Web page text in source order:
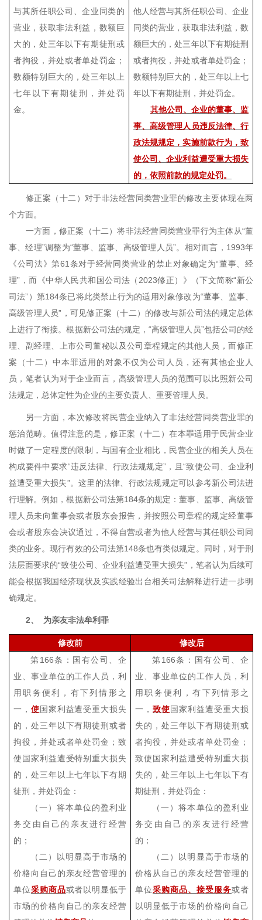
与其所任职公司、企业同类的
营业，获取非法利益，数额巨
大的，处三年以下有期徒刑或
者拘役，并处或者单处罚金；
数额特别巨大的，处三年以上
七年以下有期徒刑，并处罚
金。
他人经营与其所任职公司、企业
同类的营业，获取非法利益，数
额巨大的，处三年以下有期徒刑
或者拘役，并处或者单处罚金；
数额特别巨大的，处三年以上七
年以下有期徒刑，并处罚金。
其他公司、企业的董事、监
事、高级管理人员违反法律、行
政法规规定，实施前款行为，致
使公司、企业利益遭受重大损失
的，依照前款的规定处罚。
修正案（十二）对于非法经营同类营业罪的修改主要体现在两
个方面。
一方面，修正案（十二）将非法经营同类营业罪行为主体从“董
事、经理”调整为“董事、监事、高级管理人员”。相对而言， 1993年
《公司法》第61 条对于经营同类营业的禁止对象确定为“董事、经
理”，而《中华人民共和国公司法（ 2023修正）》（下文简称“新公
司法”）第184条已将此类禁止行为的适用对象修改为“董事、监事、
高级管理人员”，可见修正案（十二）的修改与新公司法的规定总体
上进行了衔接。根据新公司法的规定，“高级管理人员”包括公司的经
理、副经理、上市公司董秘以及公司章程规定的其他人员，而修正
案（十二）中本罪适用的对象不仅为公司人员，还有其他企业人
员，笔者认为对于企业而言，高级管理人员的范围可以比照新公司
法规定，总体定性为企业的主要负责人、重要管理人员。
另一方面，本次修改将民营企业纳入了非法经营同类营业罪的
惩治范畴。值得注意的是，修正案（十二）在本罪适用于民营企业
时做了一定程度的限制，与国有企业相比，民营企业的相关人员在
构成要件中要求“违反法律、行政法规规定”，且“致使公司、企业利
益遭受重大损失”。这里的法律、行政法规规定可以参考新公司法进
行理解。例如，根据新公司法第184条的规定：董事、监事、高级管
理人员未向董事会或者股东会报告，并按照公司章程的规定经董事
会或者股东会决议通过，不得自营或者为他人经营与其任职公司同
类的业务。现行有效的公司法第148条也有类似规定。同时，对于刑
法层面要求的“致使公司、企业利益遭受重大损失”，笔者认为后续可
能会根据我国经济现状及实践经验出台相关司法解释进行进一步明
确规定。
2、 为亲友非法牟利罪
修改前
修改后
第166条：国有公司、企
业、事业单位的工作人员，利
用职务便利，有下列情形之
一， 使国家利益遭受重大损失
的，处三年以下有期徒刑或者
拘役，并处或者单处罚金；致
使国家利益遭受特别重大损失
的，处三年以上七年以下有期
徒刑，并处罚金：
（一）将本单位的盈利业
务交由自己的亲友进行经营
的；
（二）以明显高于市场的
价格向自己的亲友经营管理的
单位采购商品或者以明显低于
市场的价格向自己的亲友经营
第166条：国有公司、企
业、事业单位的工作人员，利
用职务便利，有下列情形之
一， 致使国家利益遭受重大损
失的，处三年以下有期徒刑或
者拘役，并处或者单处罚金；
致使国家利益遭受特别重大损
失的，处三年以上七年以下有
期徒刑，并处罚金：
（一）将本单位的盈利业
务交由自己的亲友进行经营
的；
（二）以明显高于市场的
价格从自己的亲友经营管理的
单位采购商品、接受服务或者
以明显低于市场的价格向自己